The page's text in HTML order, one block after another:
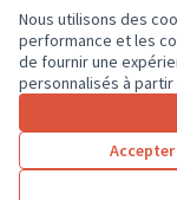
Nous utilisons des
performance et les
de fournir une
personnalisés à partir